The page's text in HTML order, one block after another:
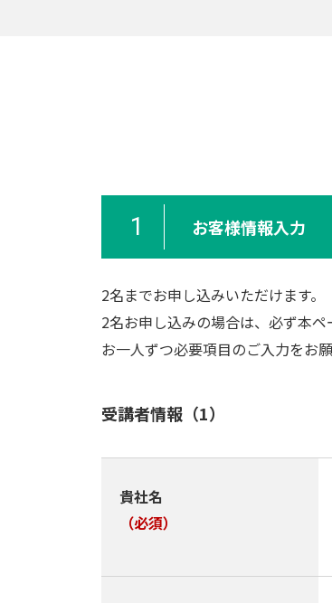
1 お客様情報入力
2名までお申し込みいただけます。
2名お申し込みの場合は、必ず本
お一人ずつ必要項目のご入力をお願
受講者情報（1）
貴社名
（必須）